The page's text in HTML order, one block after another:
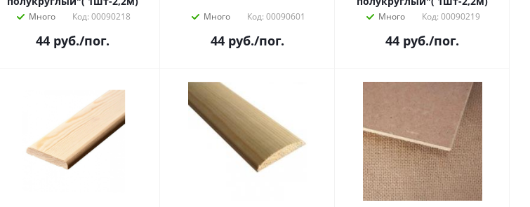
Много Код: 00090218
44 руб./пог.
Много Код: 00090601
44 руб./пог.
Много Код: 00090219
44 руб./пог.